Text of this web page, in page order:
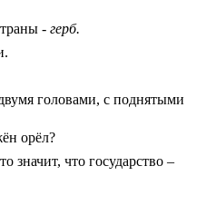
- герб.
головами, с поднятыми
орёл?
значит, что государство –